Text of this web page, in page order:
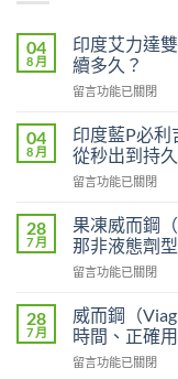
04
8 月
印度艾力達
續多久？
在
度
艾
力
達
效
片
（Levifil
Super
效
果
持
留言功能已關閉
04
8 月
印度藍P必利
從秒出到持
在
度
藍
P
必
吉
P-
force
使
留言功能已關閉
28
7 月
果凍威而鋼
那非液態劑
在
凍
威
而
鋼
留言功能已關閉
28
7 月
威而鋼（
時間、正確
在
留言功能已關閉